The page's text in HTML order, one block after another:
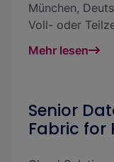
München,
Voll- oder
Mehr lesen
Senior
Fabric for